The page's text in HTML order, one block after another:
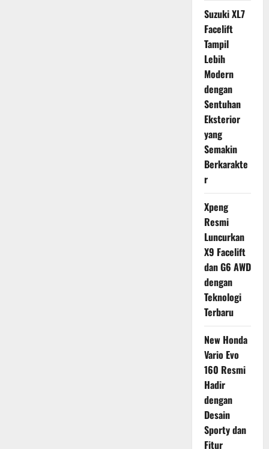
Suzuki XL7
Facelift
Tampil
Lebih
Modern
dengan
Sentuhan
Eksterior
yang
Semakin
Berkarakte
r
Xpeng
Resmi
Luncurkan
X9 Facelift
dan G6 AWD
dengan
Teknologi
Terbaru
New Honda
Vario Evo
160 Resmi
Hadir
dengan
Desain
Sporty dan
Fitur